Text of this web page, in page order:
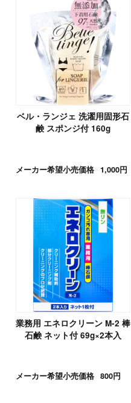
ベル・ランジェ 洗濯用固形石
鹸 スポンジ付 160g
メーカー希望小売価格 1,000円
業務用 エネロクリーン M-2 棒
石鹸 ネット付 69g×2本入
メーカー希望小売価格 800円